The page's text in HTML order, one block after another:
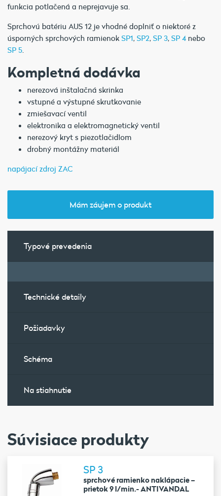
funkcia potlačená a neprejavuje sa.
Sprchovú batériu AUS 12 je vhodné doplniť o niektoré z
úsporných sprchových ramienok SP1, SP2, SP 3, SP 4 nebo
SP 5
Kompletná dodávka
nerezová inštalačná skrinka
vstupné a výstupné skrutkovanie
zmiešavací ventil
elektronika a elektromagnetický ventil
nerezový kryt s piezotlačidlom
drobný montážny materiál
napájací zdroj ZAC
Mám záujem o produkt
Typové prevedenia
Technické detaily
Požiadavky
Schéma
Na stiahnutie
Súvisiace produkty
SP 3
sprchové ramienko naklápacie –
prietok 9 l/min.- ANTIVANDAL